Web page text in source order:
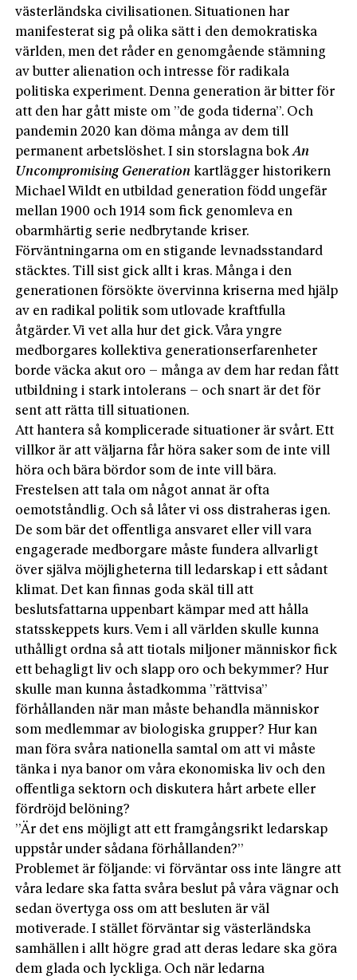
västerländska civilisationen. Situationen har
manifesterat sig på olika sätt i den demokratiska
världen, men det råder en genomgående stämning
av butter alienation och intresse för radikala
politiska experiment. Denna generation är bitter för
att den har gått miste om ”de goda tiderna”. Och
pandemin 2020 kan döma många av dem till
permanent arbetslöshet. I sin storslagna bokAn
Uncompromising Generation kartlägger historikern
Michael Wildt en utbildad generation född ungefär
mellan 1900 och 1914 som fick genomleva en
obarmhärtig serie nedbrytande kriser.
Förväntningarna om en stigande levnadsstandard
stäcktes. Till sist gick allt i kras. Många i den
generationen försökte övervinna kriserna med hjälp
av en radikal politik som utlovade kraftfulla
åtgärder. Vi vet alla hur det gick. Våra yngre
medborgares kollektiva generationserfarenheter
borde väcka akut oro – många av dem har redan fått
utbildning i stark intolerans – och snart är det för
sent att rätta till situationen.
Att hantera så komplicerade situationer är svårt. Ett
villkor är att väljarna får höra saker som de inte vill
höra och bära bördor som de inte vill bära.
Frestelsen att tala om något annat är ofta
oemotståndlig. Och så låter vi oss distraheras igen.
De som bär det offentliga ansvaret eller vill vara
engagerade medborgare måste fundera allvarligt
över själva möjligheterna till ledarskap i ett sådant
klimat. Det kan finnas goda skäl till att
beslutsfattarna uppenbart kämpar med att hålla
statsskeppets kurs. Vem i all världen skulle kunna
uthålligt ordna så att tiotals miljoner människor fick
ett behagligt liv och slapp oro och bekymmer? Hur
skulle man kunna åstadkomma ”rättvisa”
förhållanden när man måste behandla människor
som medlemmar av biologiska grupper? Hur kan
man föra svåra nationella samtal om att vi måste
tänka i nya banor om våra ekonomiska liv och den
offentliga sektorn och diskutera hårt arbete eller
fördröjd belöning?
”Är det ens möjligt att ett framgångsrikt ledarskap
uppstår under sådana förhållanden?”
Problemet är följande: vi förväntar oss inte längre att
våra ledare ska fatta svåra beslut på våra vägnar och
sedan övertyga oss om att besluten är väl
motiverade. I stället förväntar sig västerländska
samhällen i allt högre grad att deras ledare ska göra
dem glada och lyckliga. Och när ledarna